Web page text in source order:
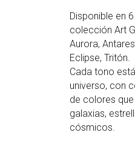
Disponible en
colección Art
Aurora,
Eclipse, Tritón.
Cada tono
universo, con
de colores
galaxias,
cósmicos.